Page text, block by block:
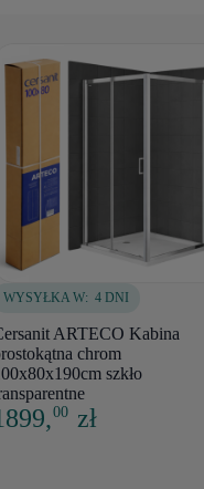
WYSYŁKA W: 4 DNI
ARTECO Kabina
chrom
szkło
00 zł